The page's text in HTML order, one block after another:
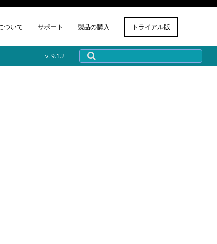
ついて サポート 製品の購入 トライアル版
v. 9.1.2